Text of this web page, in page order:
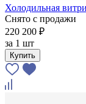
Холодильная
Снято с продажи
220 200 ₽
за 1 шт
Купить